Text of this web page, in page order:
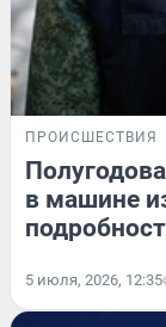
ПРОИСШЕСТВИЯ
в машине
5 июля, 2026, 12:35